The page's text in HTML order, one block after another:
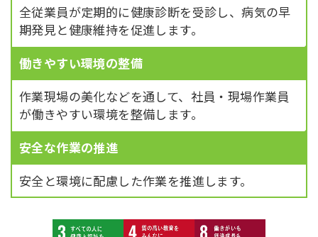
全従業員が定期的に健康診断を受診し、病気の早
期発見と健康維持を促進します。
働きやすい環境の整備
作業現場の美化などを通して、社員・現場作業員
が働きやすい環境を整備します。
安全な作業の推進
安全と環境に配慮した作業を推進します。